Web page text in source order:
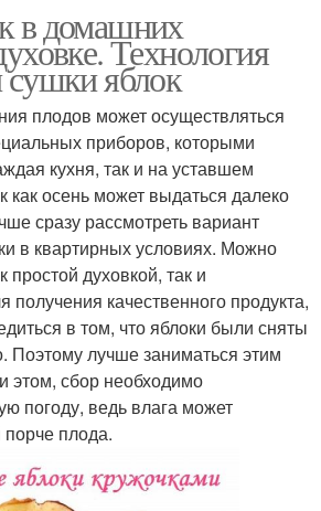
в домашних
Технология
сушки яблок
плодов может осуществляться
приборов, которыми
кухня, так и на уставшем
как осень может выдаться далеко
сразу рассмотреть вариант
в квартирных условиях. Можно
простой духовкой, так и
получения качественного продукта,
в том, что яблоки были сняты
Поэтому лучше заниматься этим
этом, сбор необходимо
погоду, ведь влага может
плода.